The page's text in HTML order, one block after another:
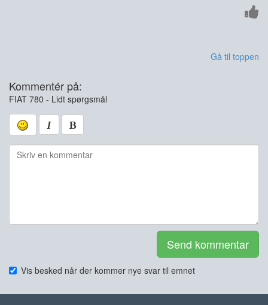
Gå til toppen
Kommentér på:
FIAT 780 - Lidt spørgsmål
Send kommentar
Vis besked når der kommer nye svar til emnet